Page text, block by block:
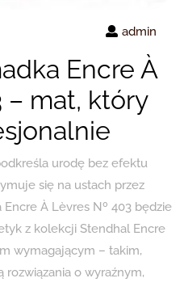
admin
Encre À
– mat, który
urodę bez efektu
się na ustach przez
Encre À Lèvres Nº 403 będzie
z kolekcji Stendhal Encre
wymagającym – takim,
o wyraźnym,